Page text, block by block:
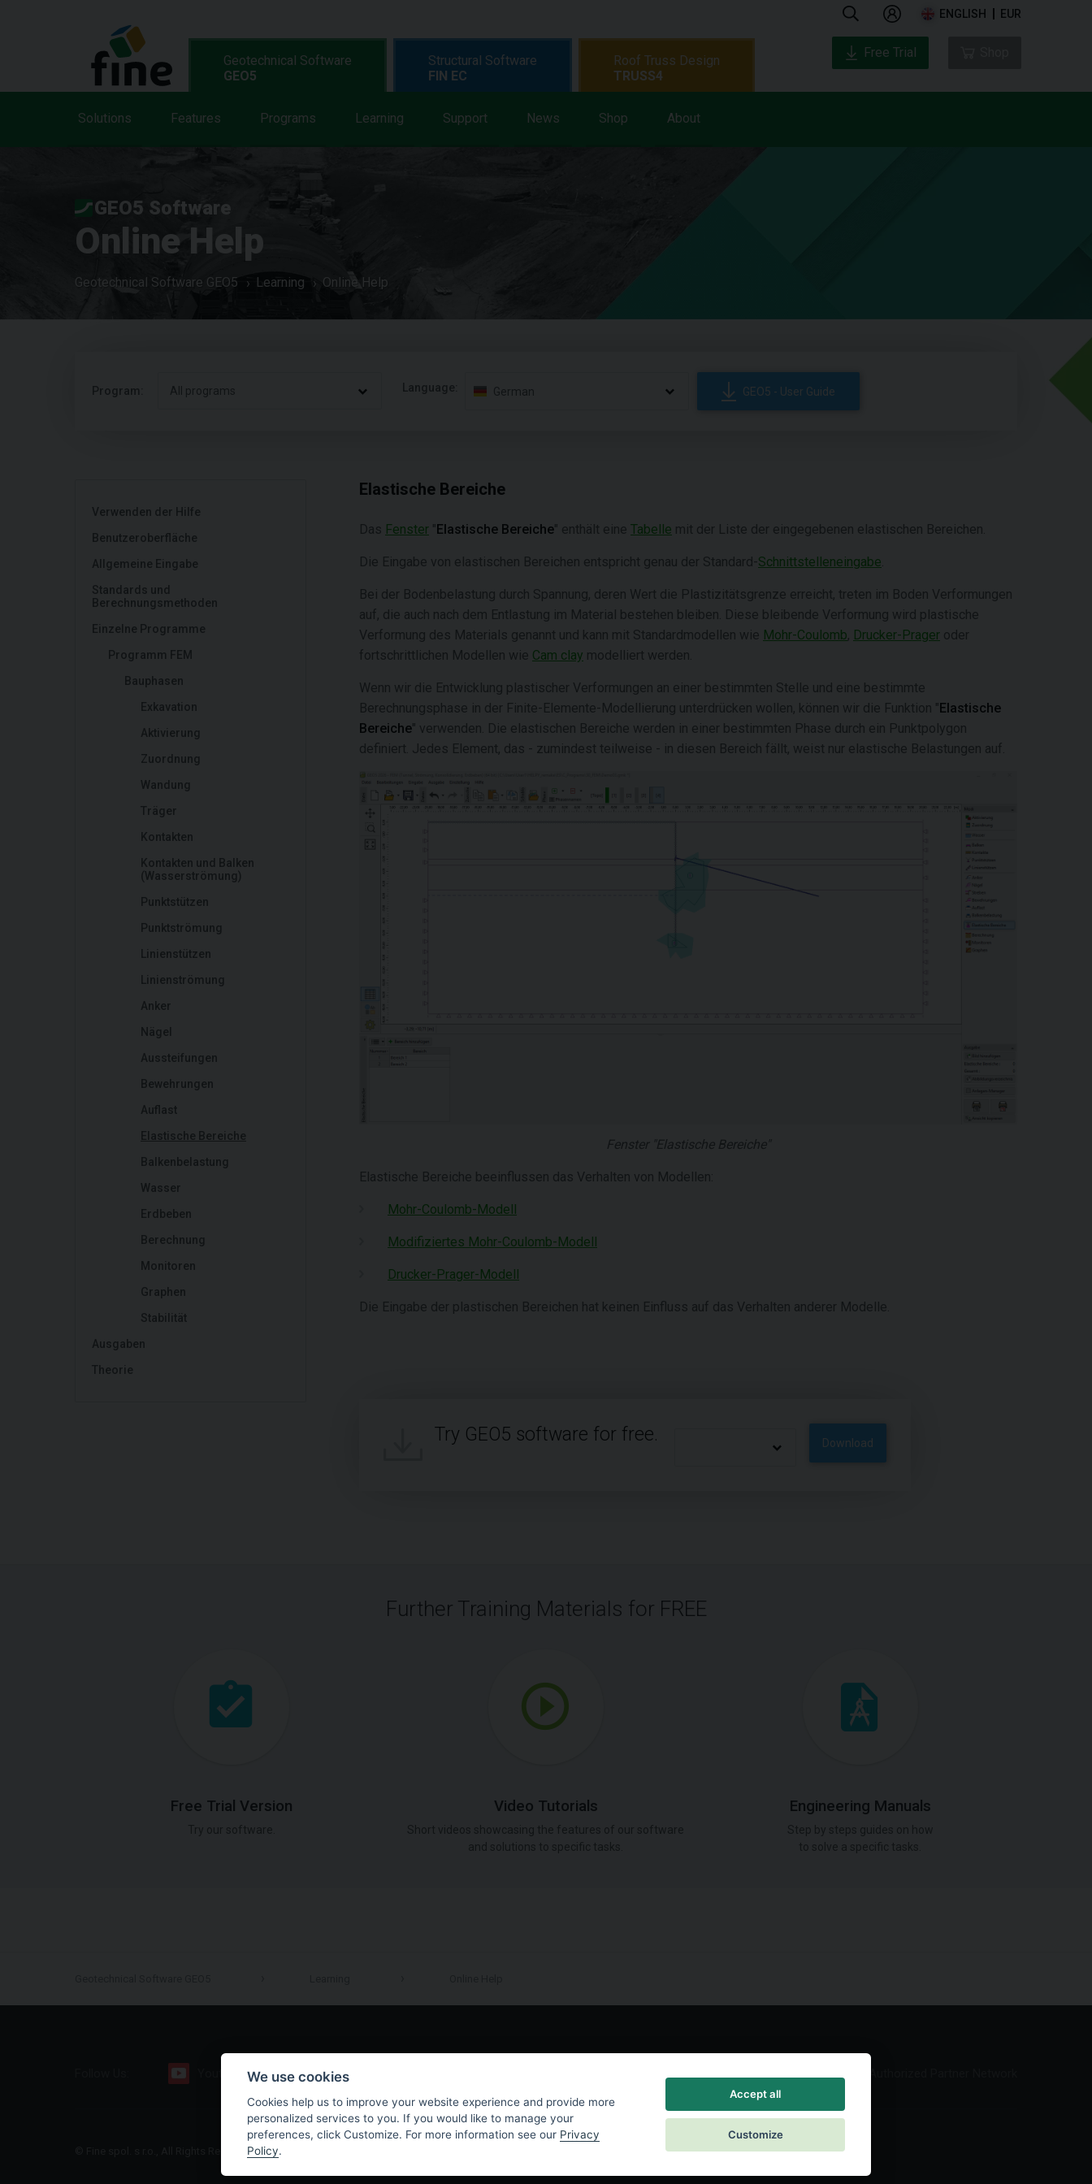
ENGLISH EUR
Geotechnical Software
GEO5
Solutions Features Programs Learning Support News Shop About
Structural Software
FIN EC
Roof Truss Design
TRUSS4
Free Trial
GEO5 Software
Online Help
Geotechnical Software GEO5 Learning Online Help
Program: All programs Language: German GEO5 - User Guide
Verwenden der Hilfe
Benutzeroberfläche
Allgemeine Eingabe
Standards und
Berechnungsmethoden
Einzelne Programme
Programm FEM
Bauphasen
Exkavation
Aktivierung
Zuordnung
Wandung
Träger
Kontakten
Kontakten und Balken
(Wasserströmung)
Punktstützen
Punktströmung
Linienstützen
Linienströmung
Anker
Nägel
Aussteifungen
Bewehrungen
Auflast
Elastische Bereiche
Balkenbelastung
Wasser
Erdbeben
Berechnung
Monitoren
Graphen
Stabilität
Ausgaben
Theorie
Elastische Bereiche
Das Fenster "Elastische Bereiche" enthält eine Tabelle mit der Liste der eingegebenen elastischen Bereichen.
Die Eingabe von elastischen Bereichen entspricht genau der Standard-Schnittstelleneingabe
Bei der Bodenbelastung durch Spannung, deren Wert die Plastizitätsgrenze erreicht, treten im Boden Verformungen
auf, die auch nach dem Entlastung im Material bestehen bleiben. Diese bleibende Verformung wird plastische
Verformung des Materials genannt und kann mit Standardmodellen wie Mohr-Coulomb, Drucker-Prager oder
fortschrittlichen Modellen wie Cam clay modelliert werden.
Wenn wir die Entwicklung plastischer Verformungen an einer bestimmten Stelle und eine bestimmte
Berechnungsphase in der Finite-Elemente-Modellierung unterdrücken wollen, können wir die Funktion "Elastische
Bereiche" verwenden. Die elastischen Bereiche werden in einer bestimmten Phase durch ein Punktpolygon
definiert. Jedes Element, das - zumindest teilweise - in diesen Bereich fällt, weist nur elastische Belastungen auf.
Fenster "Elastische Bereiche"
Elastische Bereiche beeinflussen das Verhalten von Modellen:
Mohr-Coulomb-Modell
Modifiziertes Mohr-Coulomb-Modell
Drucker-Prager-Modell
Die Eingabe der plastischen Bereichen hat keinen Einfluss auf das Verhalten anderer Modelle.
Try GEO5 software for free. Download
Further Training Materials for FREE
Free Trial Version Video Tutorials Engineering Manuals
Facebook
© Fine spol. s r.o., All Rights Reserved |Sitemap
We use cookies
Cookies help us to improve your website experience and provide more
personalized services to you. If you would like to manage your
preferences, click Customize. For more information see our Privacy
Policy.
Accept all
Customize